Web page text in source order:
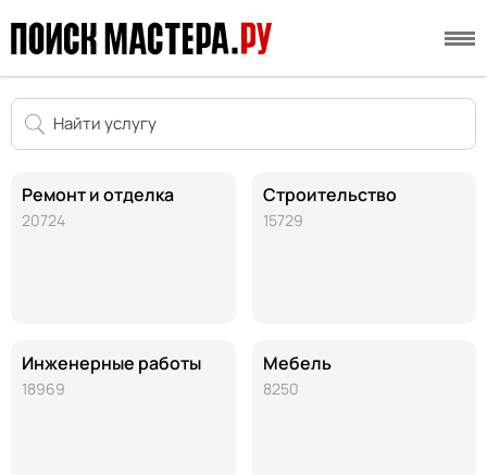
Ремонт и отделка
20724
Инженерные работы
18969
Строительство
15729
Мебель
8250